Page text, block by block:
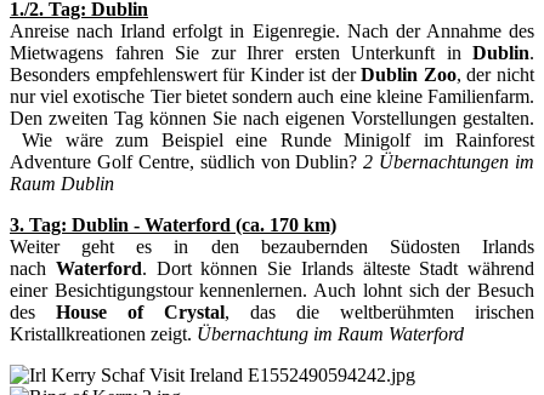
1./2. Tag: Dublin
Anreise nach Irland erfolgt in Eigenregie. Nach der Annahme des
Mietwagens fahren Sie zur Ihrer ersten Unterkunft in Dublin.
Besonders empfehlenswert für Kinder ist derDublin Zoo, der nicht
nur viel exotische Tier bietet sondern auch eine kleine Familienfarm.
Den zweiten Tag können Sie nach eigenen Vorstellungen gestalten.
Wie wäre zum Beispiel eine Runde Minigolf im Rainforest
Adventure Golf Centre, südlich von Dublin?2 Übernachtungen im
Raum Dublin
3. Tag: Dublin - Waterford (ca. 170 km)
Weiter geht es in den bezaubernden Südosten Irlands
nach Waterford. Dort können Sie Irlands älteste Stadt während
einer Besichtigungstour kennenlernen. Auch lohnt sich der Besuch
des House of Crystal, das die weltberühmten irischen
Kristallkreationen zeigt. Übernachtung im Raum Waterford